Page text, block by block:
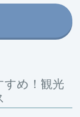
すめ！観光